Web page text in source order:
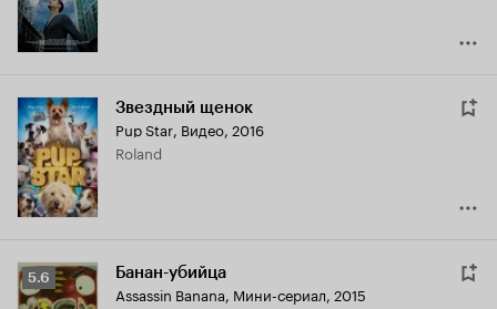
Звездный щенок
Pup Star, Видео, 2016
Roland
Рейтинг
Кинопоиска
5.6 Банан-убийца
Assassin Banana, Мини-сериал, 2015